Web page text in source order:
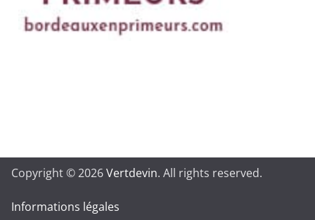
Copyright © 2026Vertdevin. All rights reserved.
Informations légales